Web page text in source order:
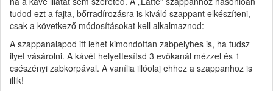
tudod ezt a fajta, bőrradírozásra is kiváló szappant elkészíteni,
csak a következő módosításokat kell alkalmaznod:
A szappanalapod itt lehet kimondottan zabpelyhes is, ha tudsz
ilyet vásárolni. A kávét helyettesítsd 3 evőkanál mézzel és 1
csészényi zabkorpával. A vanília illóolaj ehhez a szappanhoz is
illik!